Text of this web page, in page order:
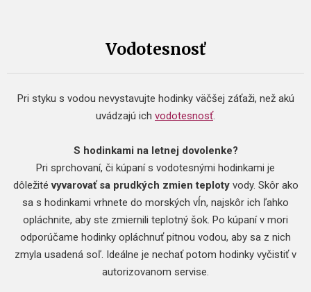
Vodotesnosť
Pri styku s vodou nevystavujte hodinky väčšej záťaži, než akú
uvádzajú ich vodotesnosť.
S hodinkami na letnej dovolenke?
Pri sprchovaní, či kúpaní s vodotesnými hodinkami je
dôležitévyvarovať sa prudkých zmien teploty vody. Skôr ako
sa s hodinkami vrhnete do morských vĺn, najskôr ich ľahko
opláchnite, aby ste zmiernili teplotný šok. Po kúpaní v mori
odporúčame hodinky opláchnuť pitnou vodou, aby sa z nich
zmyla usadená soľ. Ideálne je nechať potom hodinky vyčistiť v
autorizovanom servise.